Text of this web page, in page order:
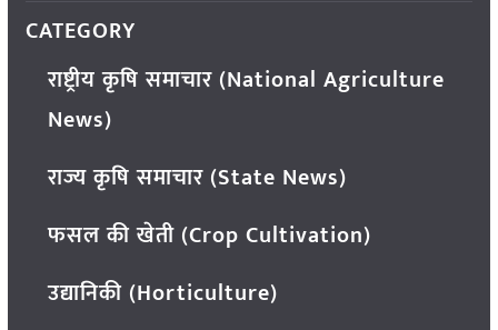
CATEGORY
राष्ट्रीय कृषि समाचार (National Agriculture
News)
राज्य कृषि समाचार (State News)
फसल की खेती (Crop Cultivation)
उद्यानिकी (Horticulture)